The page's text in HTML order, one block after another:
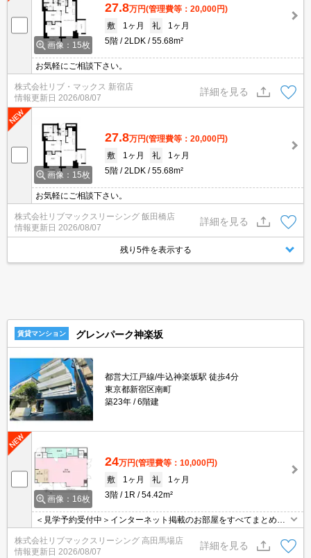
画像：15枚
27.8万円(管理費等：20,000円)
敷
1ヶ月 礼
1ヶ月
5階
2LDK 55.68m²
お気軽にご相談下さい。
株式会社リブ・マックス 新宿店
情報更新日 2026/08/07
詳細を見る
画像：15枚
27.8万円(管理費等：20,000円)
敷
1ヶ月 礼
1ヶ月
5階
2LDK 55.68m²
お気軽にご相談下さい。
株式会社リブマックスリーシング 飯田橋店
情報更新日 2026/08/07
詳細を見る
残り5件を表示する
賃貸マンション グレンパーク神楽坂
都営大江戸線/牛込神楽坂駅 徒歩4分
東京都新宿区南町
築23年
6階建
画像：16枚
24万円(管理費等：10,000円)
敷
1ヶ月 礼
1ヶ月
3階
1R 54.42m²
＜見学予約受付中＞インターネット掲載のお部屋をすべてまとめて
ご紹介可能！ 初期費用クレジット決済可！問合せ当日でもご予約可
能！他社掲載物件もまとめてご紹介可能です。オンライン案内可。
写真・動画送付、WEB契約等来店不要でご契約可能。セキュリティ
株式会社リブマックスリーシング 高田馬場店
情報更新日 2026/08/07
詳細を見る